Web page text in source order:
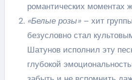
романтических моментах
«Белые розы»– хит
безусловно стал
Шатунов исполнил эту
глубокой